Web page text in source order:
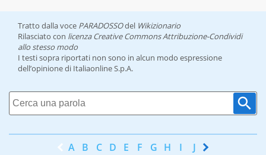
Tratto dalla voce PARADOSSOdel Wikizionario
Rilasciato con licenza Creative Commons Attribuzione-Condividi
allo stesso modo
I testi sopra riportati non sono in alcun modo espressione
dell’opinione di Italiaonline S.p.A.
A B C D E F G H I J K